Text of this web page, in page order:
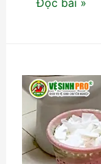
pháp
đuổi
muỗi
hiệu
quả